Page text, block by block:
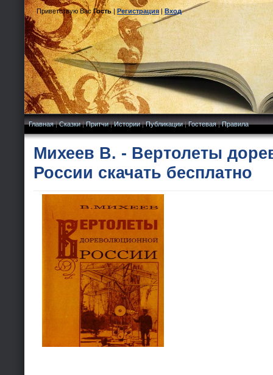
Приветствую Вас Гость|Регистрация|Вход
Главная|Сказки|Притчи|Истории|Публикации|Гостевая|Правила
Михеев В. - Вертолеты
России скачать бесплатно